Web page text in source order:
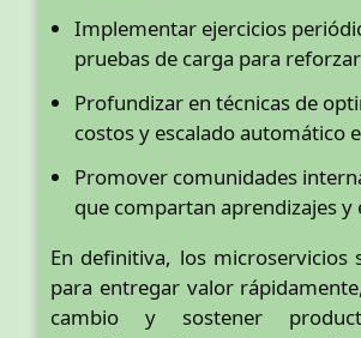
Implementar ejercicios
pruebas de carga para
Profundizar en técnicas de
costos y escalado automático
Promover comunidades
que compartan aprendizajes y
En definitiva, los microservicios
para entregar valor
cambio y sostener